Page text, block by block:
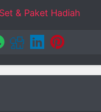
Set & Paket Hadiah